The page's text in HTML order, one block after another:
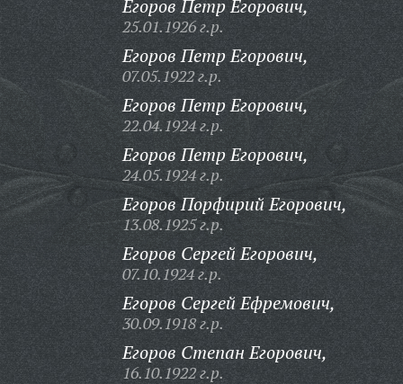
Егоров Петр Егорович,
25.01.1926 г.р.
Егоров Петр Егорович,
07.05.1922 г.р.
Егоров Петр Егорович,
22.04.1924 г.р.
Егоров Петр Егорович,
24.05.1924 г.р.
Егоров Порфирий Егорович,
13.08.1925 г.р.
Егоров Сергей Егорович,
07.10.1924 г.р.
Егоров Сергей Ефремович,
30.09.1918 г.р.
Егоров Степан Егорович,
16.10.1922 г.р.